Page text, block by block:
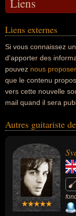
Liens
Liens externes
Si vous connaissez
d'apporter des
pouvez nous
que le contenu
vers cette nouvelle
mail quand il sera
Autres guitariste